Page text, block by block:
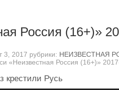
Россия (16+)»
3, 2017 рубрики: НЕИЗВЕСТНАЯ
«Неизвестная Россия (16+)»
крестили Русь